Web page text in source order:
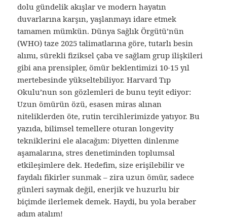
dolu gündelik akışlar ve modern hayatın
duvarlarına karşın, yaşlanmayı idare etmek
tamamen mümkün. Dünya Sağlık Örgütü’nün
(WHO) taze 2025 talimatlarına göre, tutarlı besin
alımı, sürekli fiziksel çaba ve sağlam grup ilişkileri
gibi ana prensipler, ömür beklentimizi 10-15 yıl
mertebesinde yükseltebiliyor. Harvard Tıp
Okulu’nun son gözlemleri de bunu teyit ediyor:
Uzun ömürün özü, esasen miras alınan
niteliklerden öte, rutin tercihlerimizde yatıyor. Bu
yazıda, bilimsel temellere oturan longevity
tekniklerini ele alacağım: Diyetten dinlenme
aşamalarına, stres denetiminden toplumsal
etkileşimlere dek. Hedefim, size erişilebilir ve
faydalı fikirler sunmak – zira uzun ömür, sadece
günleri saymak değil, enerjik ve huzurlu bir
biçimde ilerlemek demek. Haydi, bu yola beraber
adım atalım!